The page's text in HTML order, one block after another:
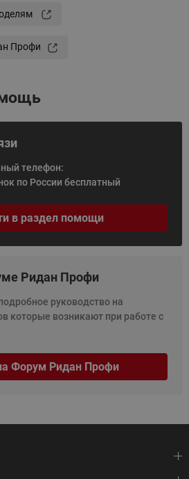
Профи
телефон:
по России бесплатный
в раздел помощи
Ридан Профи
руководство на
которые возникают при работе с
Форум Ридан Профи